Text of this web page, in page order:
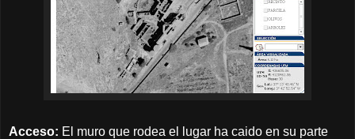
Acceso: El muro que rodea el lugar ha caido en su parte